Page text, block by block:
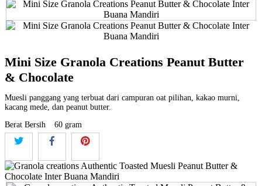
Mini Size Granola Creations Peanut Butter
& Chocolate
Muesli panggang yang terbuat dari campuran oat pilihan, kakao murni,
kacang mede, dan peanut butter.
Berat Bersih
60 gram